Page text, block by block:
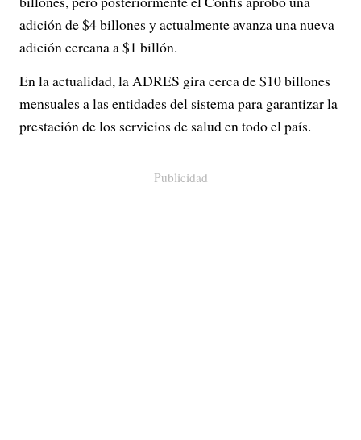
adición de $4 billones y actualmente avanza una nueva
adición cercana a $1 billón.
En la actualidad, la ADRES gira cerca de $10 billones
mensuales a las entidades del sistema para garantizar la
prestación de los servicios de salud en todo el país.
Publicidad